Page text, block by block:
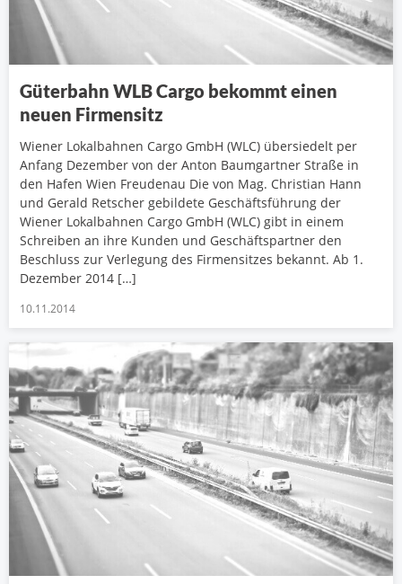
Güterbahn WLB Cargo bekommt einen
neuen Firmensitz
Wiener Lokalbahnen Cargo GmbH (WLC) übersiedelt per
Anfang Dezember von der Anton Baumgartner Straße in
den Hafen Wien Freudenau Die von Mag. Christian Hann
und Gerald Retscher gebildete Geschäftsführung der
Wiener Lokalbahnen Cargo GmbH (WLC) gibt in einem
Schreiben an ihre Kunden und Geschäftspartner den
Beschluss zur Verlegung des Firmensitzes bekannt. Ab 1.
Dezember 2014 […]
10.11.2014